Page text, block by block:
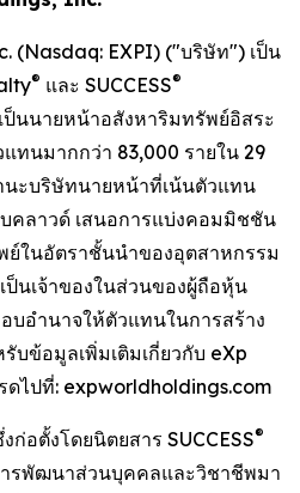
(Nasdaq: EXPI) ("บริษัท") เป็น
® และ SUCCESS®
ป็นนายหน้าอสังหาริมทรัพย์อิสระ
ทนมากกว่า 83,000 รายใน 29
นะบริษัทนายหน้าที่เน้นตัวแทน
คลาวด์ เสนอการแบ่งคอมมิชชัน
ในอัตราชั้นนำของอุตสาหกรรม
ป็นเจ้าของในส่วนของผู้ถือหุ้น
บอำนาจให้ตัวแทนในการสร้าง
บข้อมูลเพิ่มเติมเกี่ยวกับ eXp
ไปที่: expworldholdings.com
ก่อตั้งโดยนิตยสาร SUCCESS®
รพัฒนาส่วนบุคคลและวิชาชีพมา